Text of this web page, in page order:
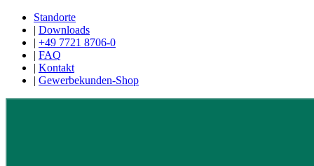
Standorte
| Downloads
| +49 7721 8706-0
| FAQ
| Kontakt
| Gewerbekunden-Shop